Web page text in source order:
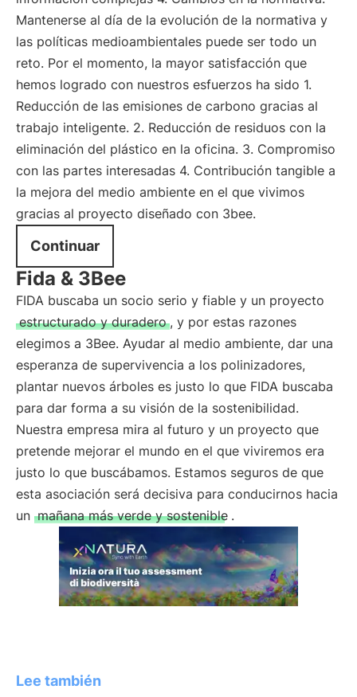
Mantenerse al día de la evolución de la normativa y
las políticas medioambientales puede ser todo un
reto. Por el momento, la mayor satisfacción que
hemos logrado con nuestros esfuerzos ha sido 1.
Reducción de las emisiones de carbono gracias al
trabajo inteligente. 2. Reducción de residuos con la
eliminación del plástico en la oficina. 3. Compromiso
con las partes interesadas 4. Contribución tangible a
la mejora del medio ambiente en el que vivimos
gracias al proyecto diseñado con 3bee.
Continuar
Fida & 3Bee
FIDA buscaba un socio serio y fiable y un proyecto
estructurado y duradero , y por estas razones
elegimos a 3Bee. Ayudar al medio ambiente, dar una
esperanza de supervivencia a los polinizadores,
plantar nuevos árboles es justo lo que FIDA buscaba
para dar forma a su visión de la sostenibilidad.
Nuestra empresa mira al futuro y un proyecto que
pretende mejorar el mundo en el que viviremos era
justo lo que buscábamos. Estamos seguros de que
esta asociación será decisiva para conducirnos hacia
un mañana más verde y sostenible .
Lee también